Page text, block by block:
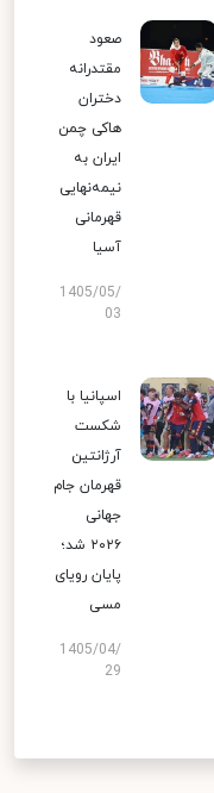
صعود
مقتدرانه
دختران
هاکی چمن
ایران به
نیمه‌نهایی
قهرمانی
آسیا
1405/05/
03
اسپانیا با
شکست
آرژانتین
قهرمان جام
جهانی
۲۰۲۶ شد؛
پایان رویای
مسی
1405/04/
29